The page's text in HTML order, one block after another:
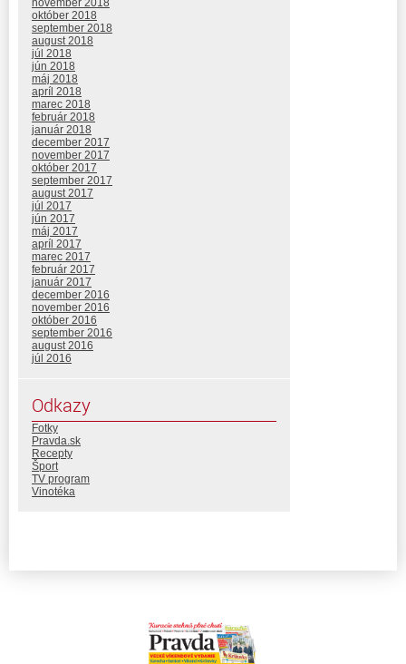
október 2018
september 2018
august 2018
júl 2018
jún 2018
máj 2018
apríl 2018
marec 2018
február 2018
január 2018
december 2017
november 2017
október 2017
september 2017
august 2017
júl 2017
jún 2017
máj 2017
apríl 2017
marec 2017
február 2017
január 2017
december 2016
november 2016
október 2016
september 2016
august 2016
júl 2016
Odkazy
Fotky
Pravda.sk
Recepty
Šport
TV program
Vinotéka